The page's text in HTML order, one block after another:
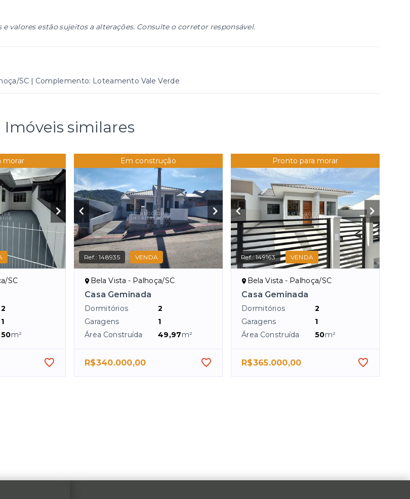
e valores estão sujeitos a alterações. Consulte o corretor responsável.
SC | Complemento: Loteamento Vale Verde
Imóveis similares
morar
SC
2
1
50m²
Em construção
Ref.:148935 VENDA
Bela Vista - Palhoça/SC
Casa Geminada
Dormitórios
2
Garagens
1
Área Construída
49,97m²
R$340.000,00
Pronto para morar
Ref.:149163 VENDA
Bela Vista - Palhoça/SC
Casa Geminada
Dormitórios
2
Garagens
1
Área Construída
50m²
R$365.000,00